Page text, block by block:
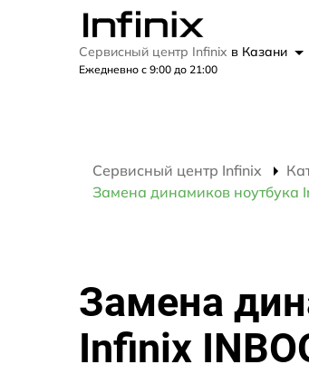
Сервисный центр Infinix в Казани
Ежедневно с 9:00 до 21:00
Сервисный центр Infinix
Замена динамиков ноутбука
Замена
Infinix